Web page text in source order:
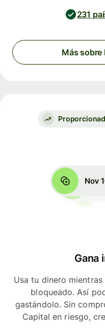
231
Más sobre
Gana
Usa tu dinero
bloqueado. Así
gastándolo. Sin
Capital en riesgo,